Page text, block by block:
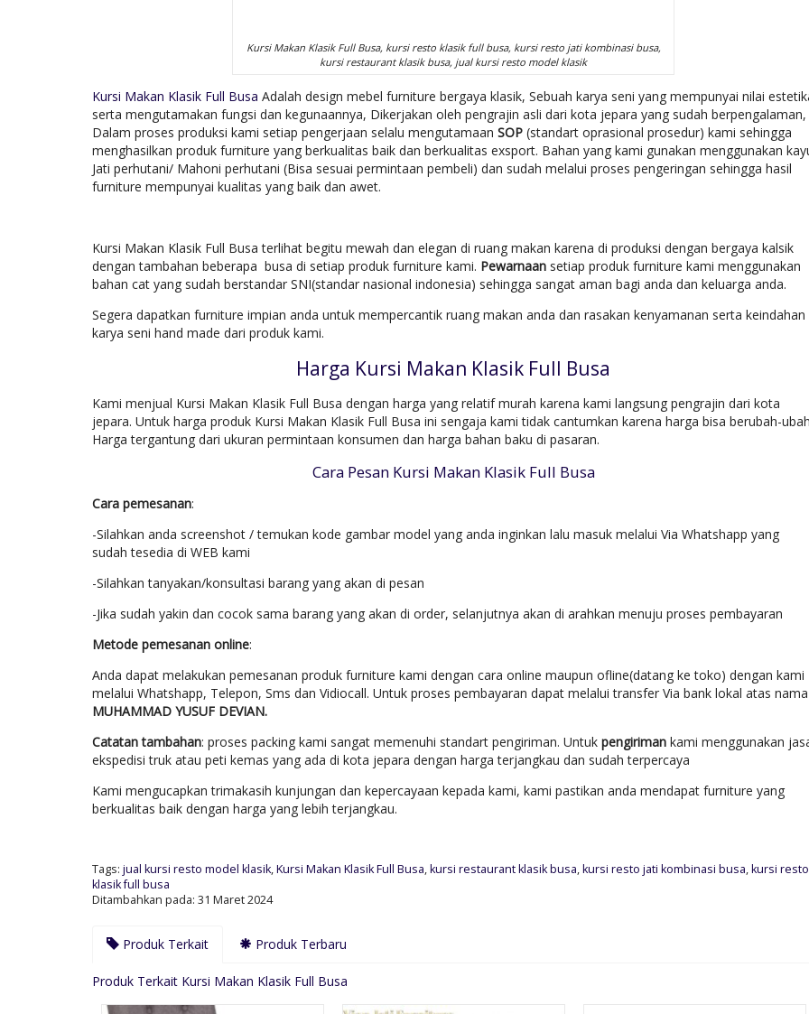
Kursi Makan Klasik Full Busa, kursi resto klasik full busa, kursi resto jati kombinasi busa,
kursi restaurant klasik busa, jual kursi resto model klasik
Kursi Makan Klasik Full Busa Adalah design mebel furniture bergaya klasik, Sebuah karya seni yang mempunyai nilai
serta mengutamakan fungsi dan kegunaannya, Dikerjakan oleh pengrajin asli dari kota jepara yang sudah berpengalaman,
Dalam proses produksi kami setiap pengerjaan selalu mengutamaan SOP (standart oprasional prosedur) kami sehingga
menghasilkan produk furniture yang berkualitas baik dan berkualitas exsport. Bahan yang kami gunakan menggunakan
Jati perhutani/ Mahoni perhutani (Bisa sesuai permintaan pembeli) dan sudah melalui proses pengeringan sehingga hasil
furniture mempunyai kualitas yang baik dan awet.
Kursi Makan Klasik Full Busa terlihat begitu mewah dan elegan di ruang makan karena di produksi dengan bergaya kalsik
dengan tambahan beberapa busa di setiap produk furniture kami. Pewarnaan setiap produk furniture kami menggunakan
bahan cat yang sudah berstandar SNI(standar nasional indonesia) sehingga sangat aman bagi anda dan keluarga anda.
Segera dapatkan furniture impian anda untuk mempercantik ruang makan anda dan rasakan kenyamanan serta keindahan
karya seni hand made dari produk kami.
Harga Kursi Makan Klasik Full Busa
Kami menjual Kursi Makan Klasik Full Busa dengan harga yang relatif murah karena kami langsung pengrajin dari kota
jepara. Untuk harga produk Kursi Makan Klasik Full Busa ini sengaja kami tidak cantumkan karena harga bisa berubah-
Harga tergantung dari ukuran permintaan konsumen dan harga bahan baku di pasaran.
Cara Pesan Kursi Makan Klasik Full Busa
Cara pemesanan:
-Silahkan anda screenshot / temukan kode gambar model yang anda inginkan lalu masuk melalui Via Whatshapp yang
sudah tesedia di WEB kami
-Silahkan tanyakan/konsultasi barang yang akan di pesan
-Jika sudah yakin dan cocok sama barang yang akan di order, selanjutnya akan di arahkan menuju proses pembayaran
Metode pemesanan online:
Anda dapat melakukan pemesanan produk furniture kami dengan cara online maupun ofline(datang ke toko) dengan kami
melalui Whatshapp, Telepon, Sms dan Vidiocall. Untuk proses pembayaran dapat melalui transfer Via bank lokal atas nama
MUHAMMAD YUSUF DEVIAN.
Catatan tambahan: proses packing kami sangat memenuhi standart pengiriman. Untuk pengiriman kami menggunakan
ekspedisi truk atau peti kemas yang ada di kota jepara dengan harga terjangkau dan sudah terpercaya
Kami mengucapkan trimakasih kunjungan dan kepercayaan kepada kami, kami pastikan anda mendapat furniture yang
berkualitas baik dengan harga yang lebih terjangkau.
Tags: jual kursi resto model klasik,Kursi Makan Klasik Full Busa,kursi restaurant klasik busa,kursi resto jati kombinasi busa,kursi resto
klasik full busa
Ditambahkan pada: 31 Maret 2024
Produk Terkait Produk Terbaru
Produk Terkait Kursi Makan Klasik Full Busa